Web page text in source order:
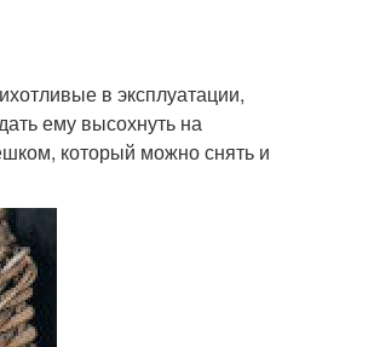
в эксплуатации,
ему высохнуть на
который можно снять и